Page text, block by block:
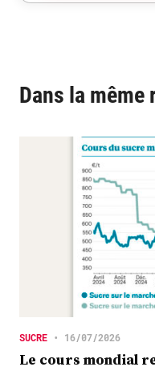
Dans la même
SUCRE • 16/07/2026
Le cours mondial